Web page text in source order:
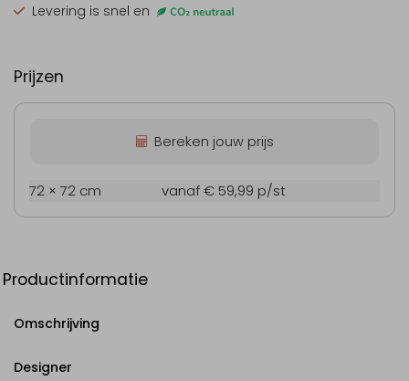
Levering is snel en
Prijzen
Bereken jouw prijs
72 × 72 cm vanaf € 59,99 p/st
Productinformatie
Omschrijving
Designer